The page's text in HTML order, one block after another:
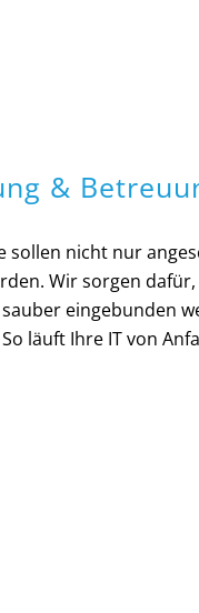
&
sollen nicht nur
Wir sorgen dafür,
eingebunden
läuft Ihre IT von